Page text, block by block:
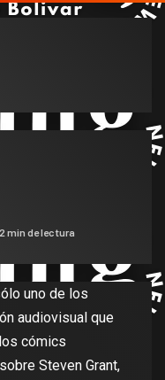
2 min de lectura
uno de los
audiovisual que
cómics
Steven Grant,